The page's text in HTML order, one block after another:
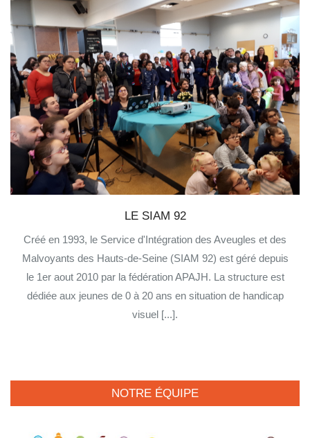
LE SIAM 92
Créé en 1993, le Service d'Intégration des Aveugles et des
Malvoyants des Hauts-de-Seine (SIAM 92) est géré depuis
le 1er aout 2010 par la fédération APAJH. La structure est
dédiée aux jeunes de 0 à 20 ans en situation de handicap
visuel [...].
NOTRE ÉQUIPE